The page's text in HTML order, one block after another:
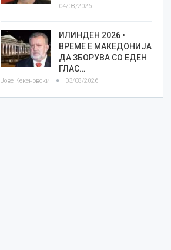
04/08/2026
ИЛИНДЕН 2026 •
ВРЕМЕ Е МАКЕДОНИЈА
ДА ЗБОРУВА СО ЕДЕН
ГЛАС…
Јове Кекеновски 03/08/2026